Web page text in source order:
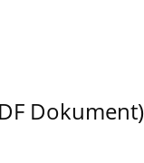
Dokument)